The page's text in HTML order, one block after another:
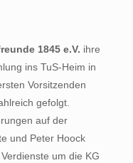
1845 e.V. ihre
ins TuS-Heim in
Vorsitzenden
gefolgt.
auf der
und Peter Hoock
um die KG